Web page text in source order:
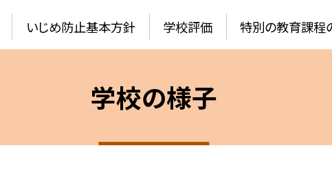
いじめ防止基本方針 学校評価 特別の教育課程
学校の様子